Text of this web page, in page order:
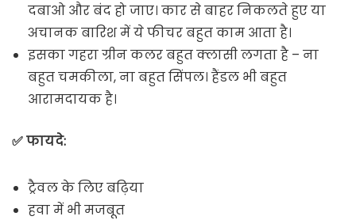
दबाओ और बंद हो जाए। कार से बाहर निकलते हुए या
अचानक बारिश में ये फीचर बहुत काम आता है।
इसका गहरा ग्रीन कलर बहुत क्लासी लगता है – ना
बहुत चमकीला, ना बहुत सिंपल। हैंडल भी बहुत
आरामदायक है।
✅ फायदे:
ट्रैवल के लिए बढ़िया
हवा में भी मजबूत